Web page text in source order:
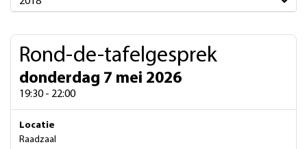
Rond-de-tafelgesprek
donderdag 7 mei 2026
19:30 - 22:00
Locatie
Raadzaal